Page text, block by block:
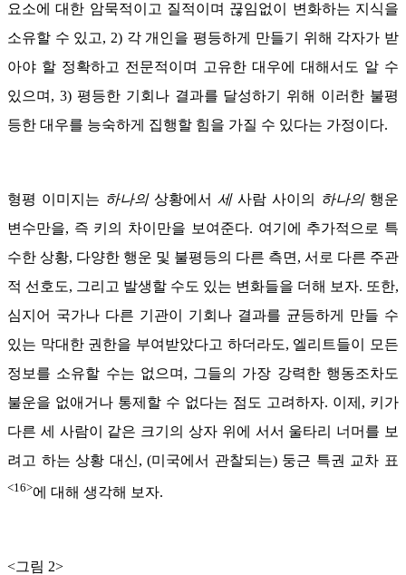
요소에 대한 암묵적이고 질적이며 끊임없이 변화하는 지식을
소유할 수 있고, 2) 각 개인을 평등하게 만들기 위해 각자가 받
아야 할 정확하고 전문적이며 고유한 대우에 대해서도 알 수
있으며, 3) 평등한 기회나 결과를 달성하기 위해 이러한 불평
등한 대우를 능숙하게 집행할 힘을 가질 수 있다는 가정이다.
형평 이미지는 하나의상황에서 세사람 사이의 하나의행운
변수만을, 즉 키의 차이만을 보여준다. 여기에 추가적으로 특
수한 상황, 다양한 행운 및 불평등의 다른 측면, 서로 다른 주관
적 선호도, 그리고 발생할 수도 있는 변화들을 더해 보자. 또한,
심지어 국가나 다른 기관이 기회나 결과를 균등하게 만들 수
있는 막대한 권한을 부여받았다고 하더라도, 엘리트들이 모든
정보를 소유할 수는 없으며, 그들의 가장 강력한 행동조차도
불운을 없애거나 통제할 수 없다는 점도 고려하자. 이제, 키가
다른 세 사람이 같은 크기의 상자 위에 서서 울타리 너머를 보
려고 하는 상황 대신, (미국에서 관찰되는) 둥근 특권 교차 표
<16>에 대해 생각해 보자.
<그림 2>